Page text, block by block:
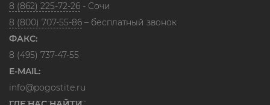
8 (862) 225-72-26 - Сочи
8 (800) 707-55-86 – бесплатный звонок
ФАКС:
8 (495) 737-47-55
E-MAIL:
info@pogostite.ru